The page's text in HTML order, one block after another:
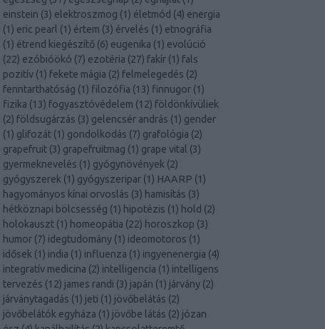
einstein (3) elektroszmog (1) életmód (4) energia
(1) eric pearl (1) értem (3) érvelés (1) etnográfia
(1) étrend kiegészítő (6) eugenika (1) evolúció
(22) ezóbióökó (7) ezotéria (27) fakír (1) fals
pozitív (1) fekete mágia (2) felmelegedés (2)
fenntarthatóság (1) filozófia (13) finnugor (1)
fizika (13) fogyasztóvédelem (12) földönkívüliek
(2) földsugárzás (3) gelencsér andrás (1) gender
(1) glifozát (1) gondolkodás (7) grafológia (2)
grapefruit (3) grapefruitmag (1) grape vital (3)
gyermeknevelés (1) gyógynövények (2)
gyógyszerek (1) gyógyszeripar (1) HAARP (1)
hagyományos kínai orvoslás (3) hamisítás (3)
hétköznapi bölcsesség (1) hipotézis (1) hold (2)
holokauszt (1) homeopátia (22) horoszkop (3)
humor (7) idegtudomány (1) ideomotoros (1)
idősek (1) india (1) influenza (1) ingyenenergia (4)
integratív medicina (2) intelligencia (1) intelligens
tervezés (12) james randi (3) japán (1) járvány (2)
járványtagadás (1) jeti (1) jövőbelátás (2)
jövőbelátók egyháza (1) jövőbe látás (2) józan